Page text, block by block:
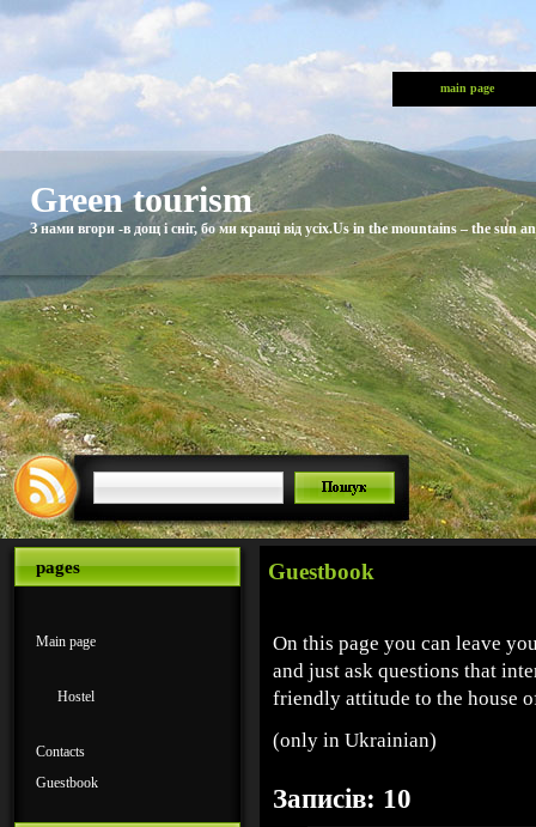
main page
Green tourism
З нами вгори -в дощ і сніг, бо ми кращі від усіх.Us in the mountains – the sun
pages
Main page
Hostel
Contacts
Guestbook
Guestbook
On this page you can leave
and just ask questions that
friendly attitude to the house
(only in Ukrainian)
Записів: 10